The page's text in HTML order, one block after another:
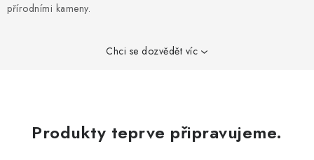
RUČNÍ NÁŘADÍ, PŘÍPRAVKY
přírodními kameny.
Chci se dozvědět víc
Produkty teprve připravujeme.